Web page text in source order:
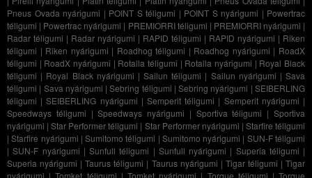
Pneus Ovada nyárigumi | POINT S téligumi | POINT S nyárigumi | Powertrac
téligumi | Powertrac nyárigumi | PREMIORRI téligumi | PREMIORRI nyárigumi |
Radar téligumi | Radar nyárigumi | RAPID téligumi | RAPID nyárigumi | Riken
téligumi | Riken nyárigumi | Roadhog téligumi | Roadhog nyárigumi | RoadX
téligumi | RoadX nyárigumi | Rotalla téligumi | Rotalla nyárigumi | Royal Black
téligumi | Royal Black nyárigumi |Sailun téligumi | Sailun nyárigumi |Sava
téligumi | Sava nyárigumi |Sebring téligumi |Sebring nyárigumi |SEIBERLING
téligumi |SEIBERLING nyárigumi |Semperit téligumi | Semperit nyárigumi |
Speedways téligumi |Speedways nyárigumi | Sportiva téligumi |Sportiva
nyárigumi |Star Performer téligumi | Star Performer nyárigumi | Starfire téligumi
|Starfire nyárigumi |Sumitomo téligumi | Sumitomo nyárigumi | SUN-F téligumi
|SUN-F nyárigumi | Sunfull téligumi | Sunfull nyárigumi | Superia téligumi |
Superia nyárigumi |Taurus téligumi | Taurus nyárigumi | Tigar téligumi |Tigar
nyárigumi |Tomket téligumi | Tomket nyárigumi | Torque téligumi |Torque